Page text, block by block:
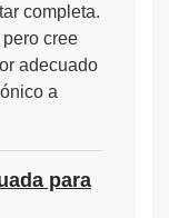
completa.
cree
adecuado
a
para